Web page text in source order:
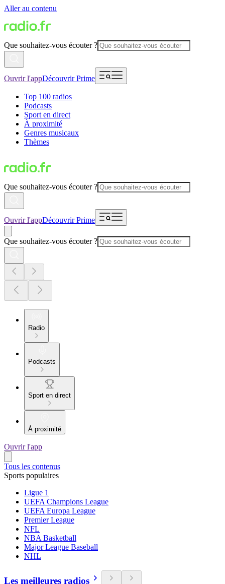
Aller au contenu
Que souhaitez-vous écouter ?
Ouvrir l'appDécouvrir Prime
Top 100 radios
Podcasts
Sport en direct
À proximité
Genres musicaux
Thèmes
Que souhaitez-vous écouter ?
Ouvrir l'appDécouvrir Prime
Que souhaitez-vous écouter ?
Radio
Podcasts
Sport en direct
À proximité
Ouvrir l'app
Tous les contenus
Sports populaires
Ligue 1
UEFA Champions League
UEFA Europa League
Premier League
NFL
NBA Basketball
Major League Baseball
NHL
Les meilleures radios